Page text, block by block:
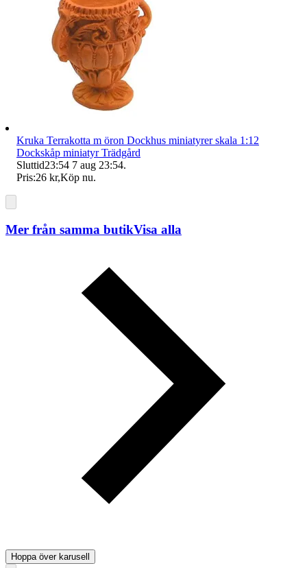
Kruka Terrakotta m öron Dockhus miniatyrer skala 1:12
Dockskåp miniatyr Trädgård
Sluttid23:54 7 aug 23:54.
Pris:26 kr,Köp nu.
Mer från samma butikVisa alla
Hoppa över karusell